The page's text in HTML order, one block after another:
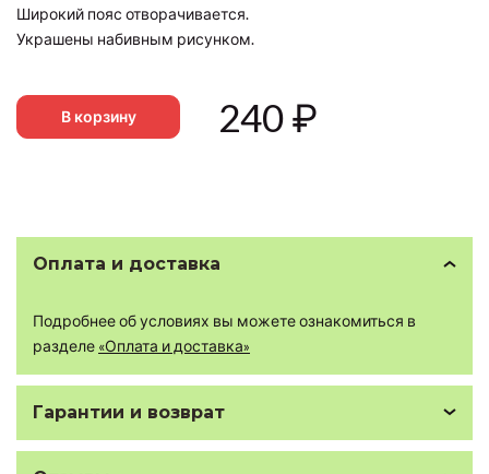
Широкий пояс отворачивается.
Украшены набивным рисунком.
В корзину 240₽
Оплата и доставка
Подробнее об условиях вы можете ознакомиться в
разделе «Оплата и доставка»
Гарантии и возврат